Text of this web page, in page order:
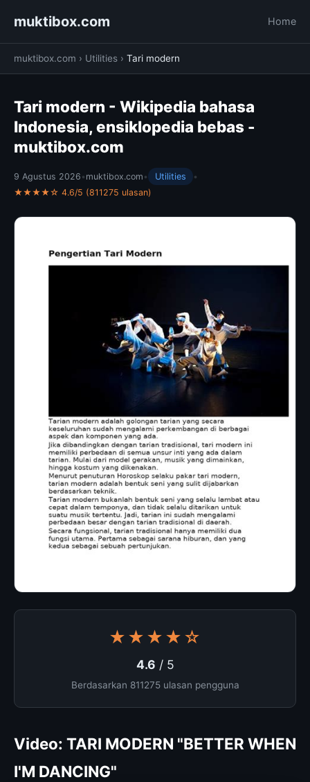
muktibox.com Home
muktibox.com › Utilities › Tari modern
Tari modern - Wikipedia bahasa
Indonesia, ensiklopedia bebas -
muktibox.com
9 Agustus 2026 • muktibox.com • Utilities
•
★★★★☆ 4.6/5 (811275 ulasan)
★★★★☆
4.6 / 5
Berdasarkan 811275 ulasan pengguna
Video: TARI MODERN "BETTER WHEN
I'M DANCING"